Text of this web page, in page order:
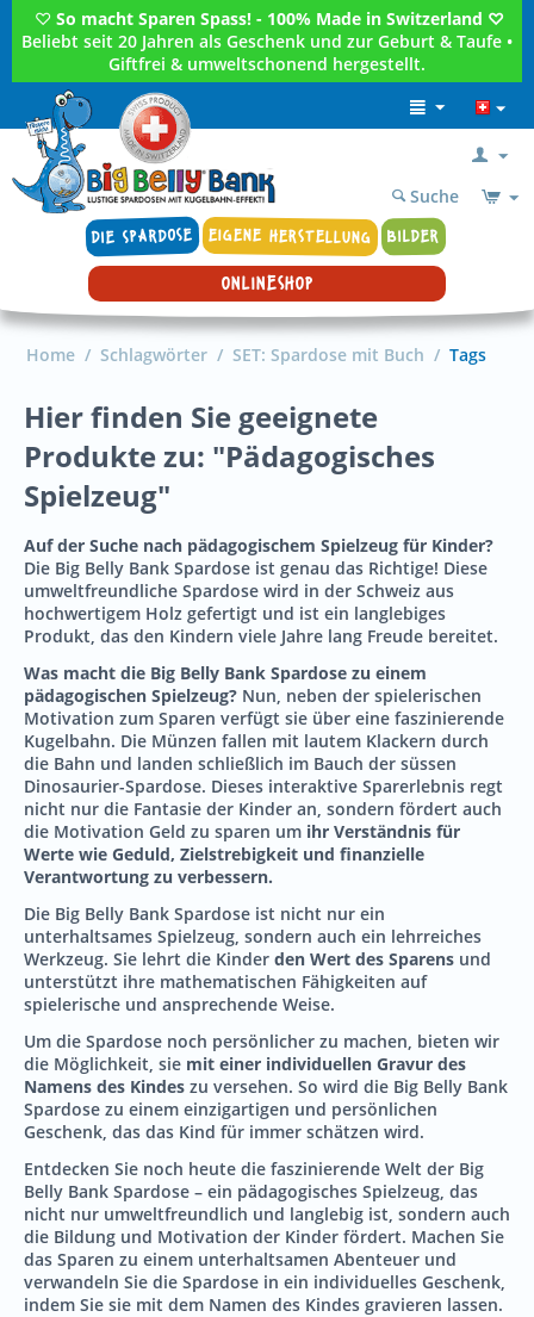
♡ So macht Sparen Spass! - 100% Made in Switzerland ♡
Beliebt seit 20 Jahren als Geschenk und zur Geburt & Taufe •
Giftfrei & umweltschonend hergestellt.
DIE SPARDOSE EIGENE HERSTELLUNG BILDER
Suche
ONLINESHOP
Home / Schlagwörter / SET: Spardose mit Buch / Tags
Hier finden Sie geeignete
Produkte zu: "Pädagogisches
Spielzeug"
Auf der Suche nach pädagogischem Spielzeug für Kinder?
Die Big Belly Bank Spardose ist genau das Richtige! Diese
umweltfreundliche Spardose wird in der Schweiz aus
hochwertigem Holz gefertigt und ist ein langlebiges
Produkt, das den Kindern viele Jahre lang Freude bereitet.
Was macht die Big Belly Bank Spardose zu einem
pädagogischen Spielzeug? Nun, neben der spielerischen
Motivation zum Sparen verfügt sie über eine faszinierende
Kugelbahn. Die Münzen fallen mit lautem Klackern durch
die Bahn und landen schließlich im Bauch der süssen
Dinosaurier-Spardose. Dieses interaktive Sparerlebnis regt
nicht nur die Fantasie der Kinder an, sondern fördert auch
die Motivation Geld zu sparen um ihr Verständnis für
Werte wie Geduld, Zielstrebigkeit und finanzielle
Verantwortung zu verbessern.
Die Big Belly Bank Spardose ist nicht nur ein
unterhaltsames Spielzeug, sondern auch ein lehrreiches
Werkzeug. Sie lehrt die Kinder den Wert des Sparens und
unterstützt ihre mathematischen Fähigkeiten auf
spielerische und ansprechende Weise.
Um die Spardose noch persönlicher zu machen, bieten wir
die Möglichkeit, sie mit einer individuellen Gravur des
Namens des Kindes zu versehen. So wird die Big Belly Bank
Spardose zu einem einzigartigen und persönlichen
Geschenk, das das Kind für immer schätzen wird.
Entdecken Sie noch heute die faszinierende Welt der Big
Belly Bank Spardose – ein pädagogisches Spielzeug, das
nicht nur umweltfreundlich und langlebig ist, sondern auch
die Bildung und Motivation der Kinder fördert. Machen Sie
das Sparen zu einem unterhaltsamen Abenteuer und
verwandeln Sie die Spardose in ein individuelles Geschenk,
indem Sie sie mit dem Namen des Kindes gravieren lassen.